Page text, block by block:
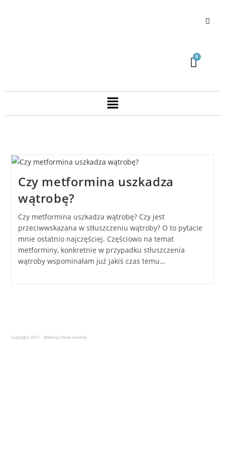
Czy metformina uszkadza
wątrobę?
Czy metformina uszkadza wątrobę? Czy jest
przeciwwskazana w stłuszczeniu wątroby? O to pytacie
mnie ostatnio najczęściej. Częściowo na temat
metforminy, konkretnie w przypadku stłuszczenia
wątroby wspominałam już jakiś czas temu…
Copyright 2021 - Made by Oskar Łoziński